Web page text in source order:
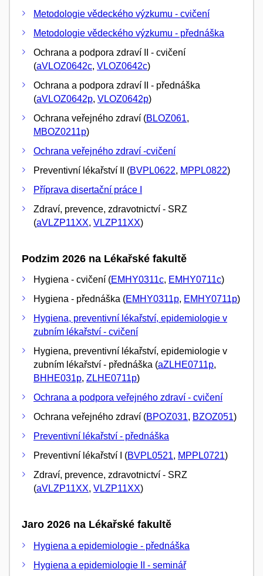
Metodologie vědeckého výzkumu - cvičení
Metodologie vědeckého výzkumu - přednáška
Ochrana a podpora zdraví II - cvičení
(aVLOZ0642c, VLOZ0642c)
Ochrana a podpora zdraví II - přednáška
(aVLOZ0642p, VLOZ0642p)
Ochrana veřejného zdraví (BLOZ061,
MBOZ0211p)
Ochrana veřejného zdraví -cvičení
Preventivní lékařství II (BVPL0622, MPPL0822)
Příprava disertační práce I
Zdraví, prevence, zdravotnictví - SRZ
(aVLZP11XX, VLZP11XX)
Podzim 2026 na Lékařské fakultě
Hygiena - cvičení (EMHY0311c, EMHY0711c)
Hygiena - přednáška (EMHY0311p, EMHY0711p)
Hygiena, preventivní lékařství, epidemiologie v
zubním lékařství - cvičení
Hygiena, preventivní lékařství, epidemiologie v
zubním lékařství - přednáška (aZLHE0711p,
BHHE031p, ZLHE0711p)
Ochrana a podpora veřejného zdraví - cvičení
Ochrana veřejného zdraví (BPOZ031, BZOZ051)
Preventivní lékařství - přednáška
Preventivní lékařství I (BVPL0521, MPPL0721)
Zdraví, prevence, zdravotnictví - SRZ
(aVLZP11XX, VLZP11XX)
Jaro 2026 na Lékařské fakultě
Hygiena a epidemiologie - přednáška
Hygiena a epidemiologie II - seminář